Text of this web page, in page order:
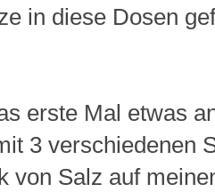
in diese Dosen
erste Mal etwas
3 verschiedenen
von Salz auf